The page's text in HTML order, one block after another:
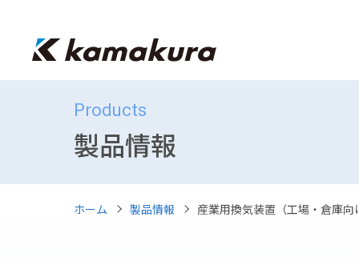
Products
製品情報
ホーム 製品情報 産業用換気装置（工場・倉庫向